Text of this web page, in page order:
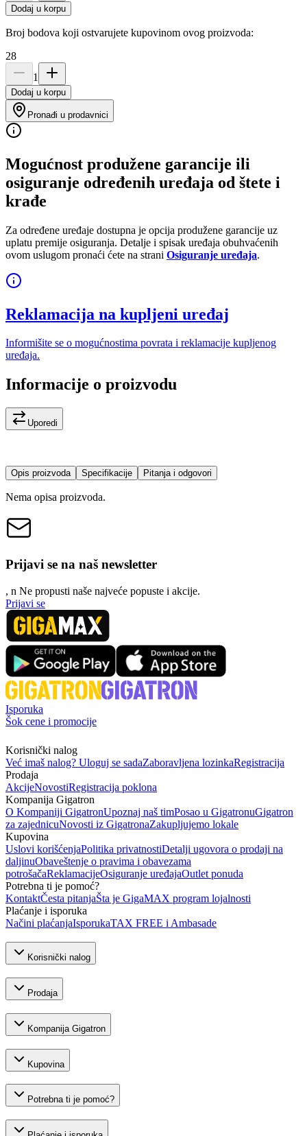
Dodaj u korpu
Broj bodova koji ostvarujete kupovinom ovog proizvoda:
28
1
Dodaj u korpu
Pronađi u prodavnici
Mogućnost produžene garancije ili
osiguranje određenih uređaja od štete i
krađe
Za određene uređaje dostupna je opcija produžene garancije uz
uplatu premije osiguranja. Detalje i spisak uređaja obuhvaćenih
ovom uslugom pronaći ćete na strani Osiguranje uređaja.
Reklamacija na kupljeni uređaj
Informišite se o mogućnostima povrata i reklamacije kupljenog
uređaja.
Informacije o proizvodu
Uporedi
Opis proizvoda Specifikacije Pitanja i odgovori
Nema opisa proizvoda.
Prijavi se na naš newsletter
, n Ne propusti naše najveće popuste i akcije.
Prijavi se
Isporuka
Šok cene i promocije
Korisnički nalog
Već imaš nalog? Uloguj se sadaZaboravljena lozinkaRegistracija
Prodaja
AkcijeNovostiRegistracija poklona
Kompanija Gigatron
O Kompaniji GigatronUpoznaj naš timPosao u GigatronuGigatron
za zajednicuNovosti iz GigatronaZakupljujemo lokale
Kupovina
Uslovi korišćenjaPolitika privatnostiDetalji ugovora o prodaji na
daljinuObaveštenje o pravima i obavezama
potrošačaReklamacijeOsiguranje uređajaOutlet ponuda
Potrebna ti je pomoć?
KontaktČesta pitanjaŠta je GigaMAX program lojalnosti
Plaćanje i isporuka
Načini plaćanjaIsporukaTAX FREE i Ambasade
Korisnički nalog
Prodaja
Kompanija Gigatron
Kupovina
Potrebna ti je pomoć?